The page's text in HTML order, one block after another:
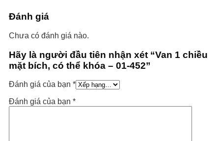
Đánh giá
Chưa có đánh giá nào.
Hãy là người đầu tiên nhận xét “Van 1 chiều
mặt bích, có thể khóa – 01-452”
Đánh giá của bạn *
Đánh giá của bạn *